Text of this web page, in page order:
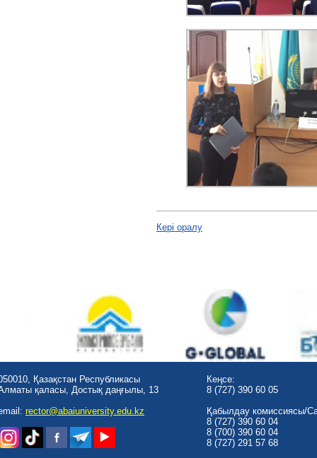
Кері оралу
Қазақстан Республикасы
қаласы, Достық даңғылы, 13
rector@abaiuniversity.edu.kz
Кеңсе:
8 (727) 390 60 05
Қабылдау комиссиясы/
8 (727) 390 60 04
8 (700) 390 60 04
8 (727) 291 57 68